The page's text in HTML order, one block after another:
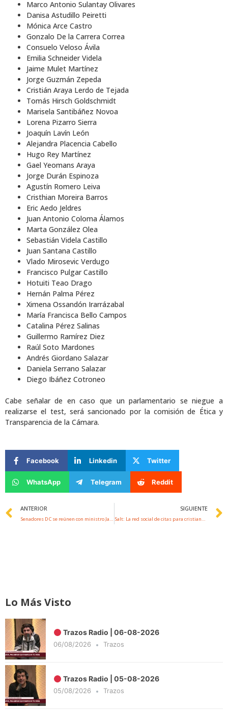
Marco Antonio Sulantay Olivares
Danisa Astudillo Peiretti
Mónica Arce Castro
Gonzalo De la Carrera Correa
Consuelo Veloso Ávila
Emilia Schneider Videla
Jaime Mulet Martínez
Jorge Guzmán Zepeda
Cristián Araya Lerdo de Tejada
Tomás Hirsch Goldschmidt
Marisela Santibáñez Novoa
Lorena Pizarro Sierra
Joaquín Lavín León
Alejandra Placencia Cabello
Hugo Rey Martínez
Gael Yeomans Araya
Jorge Durán Espinoza
Agustín Romero Leiva
Cristhian Moreira Barros
Eric Aedo Jeldres
Juan Antonio Coloma Álamos
Marta González Olea
Sebastián Videla Castillo
Juan Santana Castillo
Vlado Mirosevic Verdugo
Francisco Pulgar Castillo
Hotuiti Teao Drago
Hernán Palma Pérez
Ximena Ossandón Irarrázabal
María Francisca Bello Campos
Catalina Pérez Salinas
Guillermo Ramírez Diez
Raúl Soto Mardones
Andrés Giordano Salazar
Daniela Serrano Salazar
Diego Ibáñez Cotroneo
Cabe señalar de en caso que un parlamentario se niegue a
realizarse el test, será sancionado por la comisión de Ética y
Transparencia de la Cámara.
Facebook Linkedin Twitter
WhatsApp Telegram Reddit
Prev
ANTERIOR
Senadores DC se reúnen con ministro Jackson para entregar propuesta que busca seguir con el proceso constituyente en caso de que gane el Rechazo
SIGUIENTE
Salt: La red social de citas para cristianos solteros, ¿Qué piensas tú?
Lo Más Visto
Trazos Radio | 06-08-2026
06/08/2026 Trazos
Trazos Radio | 05-08-2026
05/08/2026 Trazos